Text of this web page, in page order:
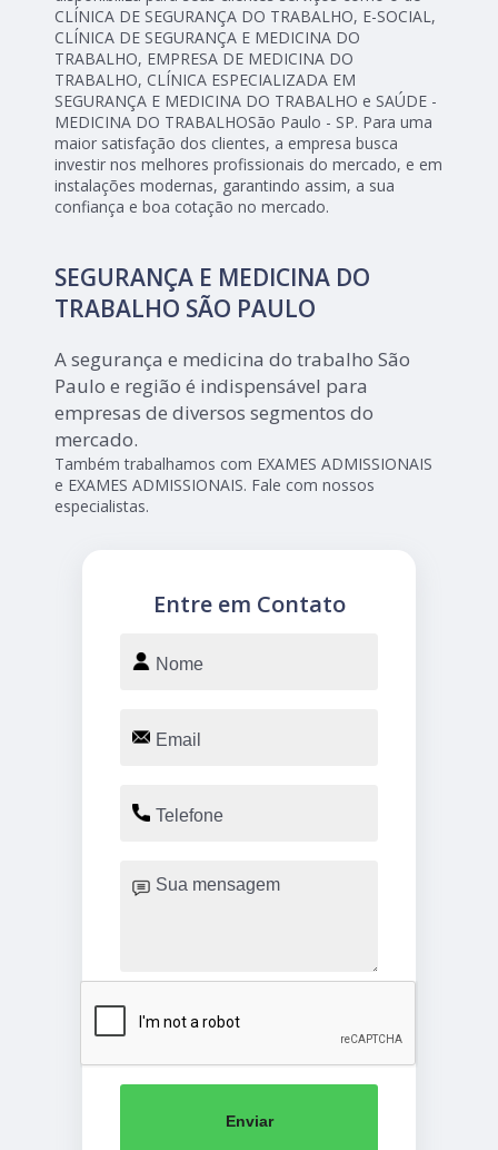
CLÍNICA DE SEGURANÇA DO TRABALHO, E-SOCIAL,
CLÍNICA DE SEGURANÇA E MEDICINA DO
TRABALHO, EMPRESA DE MEDICINA DO
TRABALHO, CLÍNICA ESPECIALIZADA EM
SEGURANÇA E MEDICINA DO TRABALHO e SAÚDE -
MEDICINA DO TRABALHOSão Paulo - SP. Para uma
maior satisfação dos clientes, a empresa busca
investir nos melhores profissionais do mercado, e em
instalações modernas, garantindo assim, a sua
confiança e boa cotação no mercado.
SEGURANÇA E MEDICINA DO
TRABALHO SÃO PAULO
A segurança e medicina do trabalho São
Paulo e região é indispensável para
empresas de diversos segmentos do
mercado.
Também trabalhamos com EXAMES ADMISSIONAIS
e EXAMES ADMISSIONAIS. Fale com nossos
especialistas.
Entre em Contato
Enviar